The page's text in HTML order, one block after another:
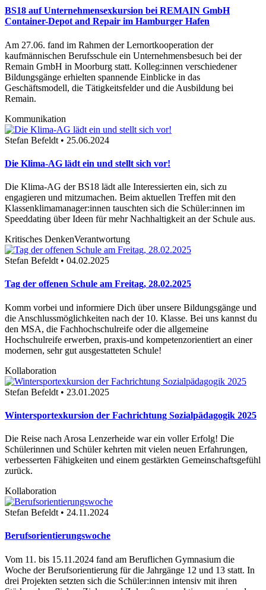
BS18 auf Unternehmensexkursion bei REMAIN GmbH
Container-Depot and Repair im Hamburger Hafen
Am 27.06. fand im Rahmen der Lernortkooperation der
kaufmännischen Berufsschule ein Unternehmensbesuch bei der
Remain GmbH in Moorburg statt. Kolleg:innen verschiedener
Bildungsgänge erhielten spannende Einblicke in das
Geschäftsmodell, die Tätigkeitsfelder und die Ausbildung bei
Remain.
Kommunikation
Stefan Befeldt • 25.06.2024
Die Klima-AG lädt ein und stellt sich vor!
Die Klima-AG der BS18 lädt alle Interessierten ein, sich zu
engagieren und mitzumachen. Beim aktuellen Treffen mit den
Klassenklimamanager:innen tauschten sich die Schüler:innen im
Speeddating über Ideen für mehr Nachhaltigkeit an der Schule aus.
Kritisches DenkenVerantwortung
Stefan Befeldt • 04.02.2025
Tag der offenen Schule am Freitag, 28.02.2025
Komm vorbei und informiere Dich über unsere Bildungsgänge und
die Anschlussmöglichkeiten nach der 10. Klasse. Bei uns kannst du
den MSA, die Fachhochschulreife oder die allgemeine
Hochschulreife erwerben, praxis-und kompetenzorientiert an einer
modernen, sehr gut ausgestatteten Schule!
Kollaboration
Stefan Befeldt • 23.01.2025
Wintersportexkursion der Fachrichtung Sozialpädagogik 2025
Die Reise nach Arosa Lenzerheide war ein voller Erfolg! Die
Schülerinnen und Schüler kehrten mit vielen neuen Erfahrungen,
verbesserten Fähigkeiten und einem gestärkten Gemeinschaftsgefühl
zurück.
Kollaboration
Stefan Befeldt • 24.11.2024
Berufsorientierungswoche
Vom 11. bis 15.11.2024 fand am Beruflichen Gymnasium die
Woche der Berufsorientierung für die Jahrgänge 12 und 13 statt. In
drei Projekten setzten sich die Schüler:innen intensiv mit ihren